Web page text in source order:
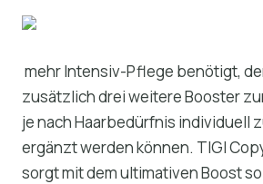
mehr Intensiv-Pflege benötigt,
zusätzlich drei weitere Booster
je nach Haarbedürfnis individuell
ergänzt werden können. TIGI
sorgt mit dem ultimativen Boost